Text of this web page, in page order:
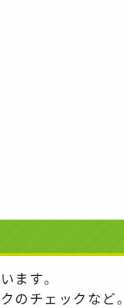
ます。
のチェックなど。